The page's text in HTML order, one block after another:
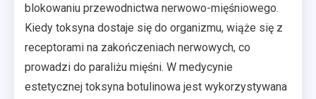
blokowaniu przewodnictwa nerwowo-mięśniowego.
Kiedy toksyna dostaje się do organizmu, wiąże się z
receptorami na zakończeniach nerwowych, co
prowadzi do paraliżu mięśni. W medycynie
estetycznej toksyna botulinowa jest wykorzystywana